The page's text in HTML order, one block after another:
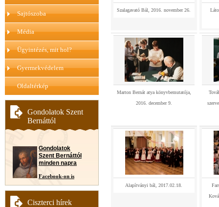
Sajtószoba
Média
Ügyintézés, mit hol?
Gyermekvédelem
Oldaltérkép
Gondolatok Szent
Bernáttól
Gondolatok
Szent Bernáttól
minden napra
Facebook-on is
Ciszterci hírek
Szalagavató Bál, 2016. november 26.
Marton Bernát atya könyvbemutatója,
2016. december 9.
Alapítványi bál, 2017.02.18.